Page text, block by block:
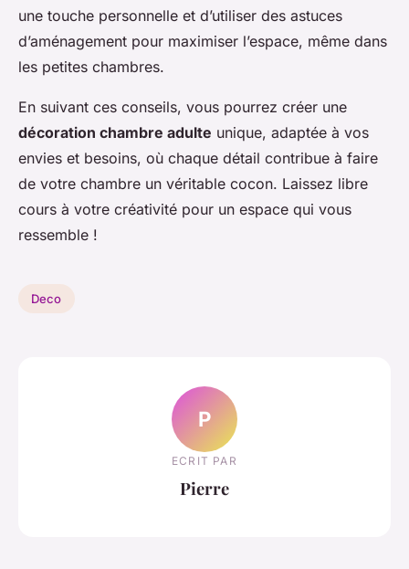
une touche personnelle et d’utiliser des astuces
d’aménagement pour maximiser l’espace, même dans
les petites chambres.
En suivant ces conseils, vous pourrez créer une
décoration chambre adulte unique, adaptée à vos
envies et besoins, où chaque détail contribue à faire
de votre chambre un véritable cocon. Laissez libre
cours à votre créativité pour un espace qui vous
ressemble !
Deco
P
ECRIT PAR
Pierre